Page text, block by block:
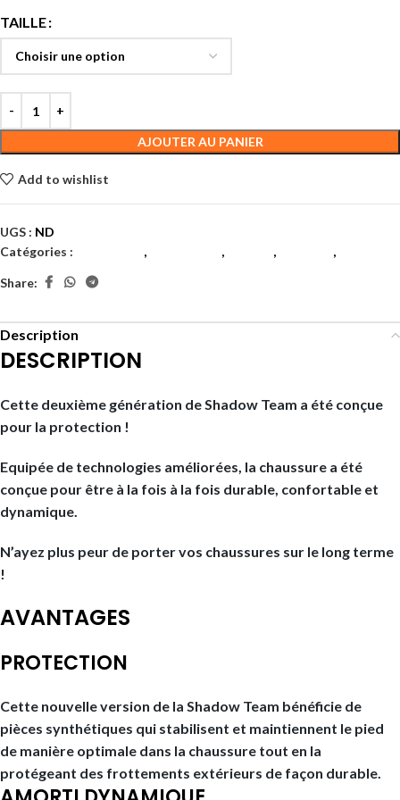
TAILLE
AJOUTER AU PANIER
Add to wishlist
UGS : ND
Catégories :
, , , ,
Share:
Description
DESCRIPTION
Cette deuxième génération de Shadow Team a été conçue
pour la protection !
Equipée de technologies améliorées, la chaussure a été
conçue pour être à la fois à la fois durable, confortable et
dynamique.
N’ayez plus peur de porter vos chaussures sur le long terme
!
AVANTAGES
PROTECTION
Cette nouvelle version de la Shadow Team bénéficie de
pièces synthétiques qui stabilisent et maintiennent le pied
de manière optimale dans la chaussure tout en la
protégeant des frottements extérieurs de façon durable.